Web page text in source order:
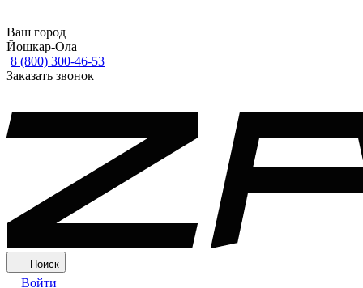
Ваш город
Йошкар-Ола
8 (800) 300-46-53
Заказать звонок
Поиск
Войти